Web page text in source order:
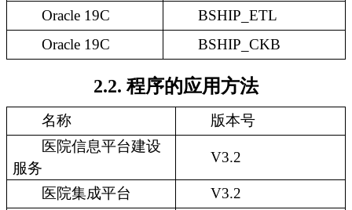
Oracle 19C
BSHIP_ETL
Oracle 19C
BSHIP_CKB
2.2. 程序的应用方法
名称
版本号
医院信息平台建设
服务
V3.2
医院集成平台
V3.2